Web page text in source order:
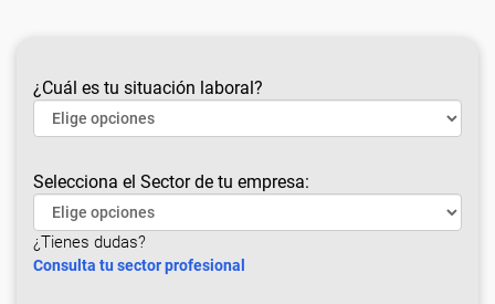
¿Cuál es tu situación laboral?
Selecciona el Sector de tu empresa:
¿Tienes dudas?
Consulta tu sector profesional